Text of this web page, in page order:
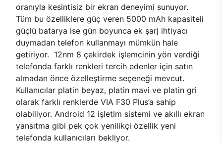
oranıyla kesintisiz bir ekran deneyimi sunuyor.
Tüm bu özelliklere güç veren 5000 mAh kapasiteli
güçlü batarya ise gün boyunca ek şarj ihtiyacı
duymadan telefon kullanmayı mümkün hale
getiriyor. 12nm 8 çekirdek işlemcinin yön verdiği
telefonda farklı renkleri tercih edenler için satın
almadan önce özelleştirme seçeneği mevcut.
Kullanıcılar platin beyaz, platin mavi ve platin gri
olarak farklı renklerde VIA F30 Plus’a sahip
olabiliyor. Android 12 işletim sistemi ve akıllı ekran
yansıtma gibi pek çok yenilikçi özellik yeni
telefonda kullanıcıları bekliyor.